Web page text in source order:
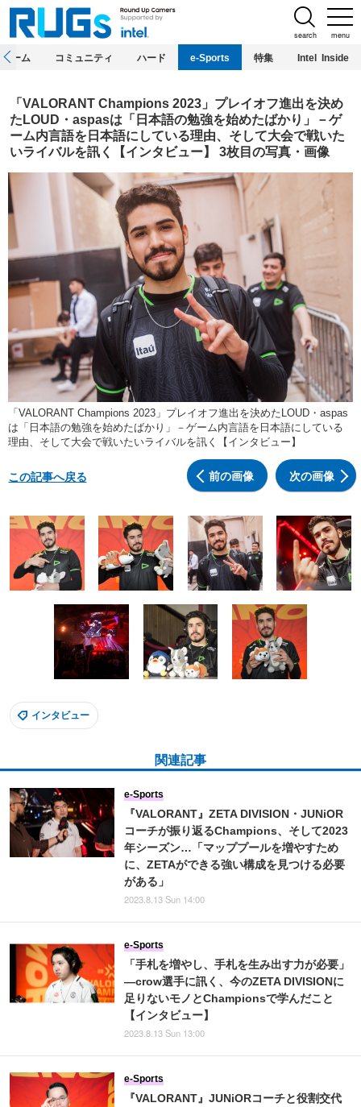
menu
search
ホーム コミュニティ ハード e-Sports 特集 Intel Inside
「VALORANT Champions 2023」プレイオフ進出を決め
たLOUD・aspasは「日本語の勉強を始めたばかり」－ゲ
ーム内言語を日本語にしている理由、そして大会で戦いた
いライバルを訊く【インタビュー】 3枚目の写真・画像
「VALORANT Champions 2023」プレイオフ進出を決めたLOUD・aspas
は「日本語の勉強を始めたばかり」－ゲーム内言語を日本語にしている
理由、そして大会で戦いたいライバルを訊く【インタビュー】
前の画像 次の画像
この記事へ戻る
インタビュー
関連記事
『VALORANT』ZETA DIVISION・JUNiOR
コーチが振り返るChampions、そして2023
年シーズン…「マッププールを増やすため
に、ZETAができる強い構成を見つける必要
がある」
e-Sports
2023.8.13 Sun 14:00
「手札を増やし、手札を生み出す力が必要」
―crow選手に訊く、今のZETA DIVISIONに
足りないモノとChampionsで学んだこと
【インタビュー】
e-Sports
2023.8.13 Sun 13:00
『VALORANT』JUNiORコーチと役割交代
e-Sports